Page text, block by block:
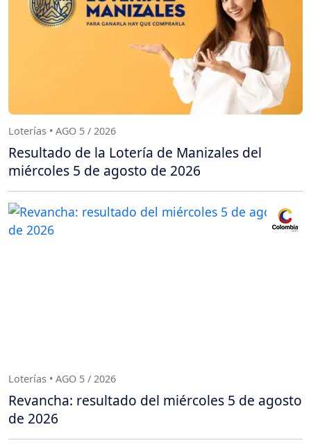
Loterías • AGO 5 / 2026
Resultado de la Lotería de Manizales del
miércoles 5 de agosto de 2026
Loterías • AGO 5 / 2026
Revancha: resultado del miércoles 5 de agosto
de 2026